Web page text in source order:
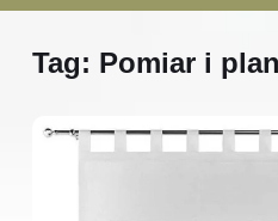
Tag: Pomiar i